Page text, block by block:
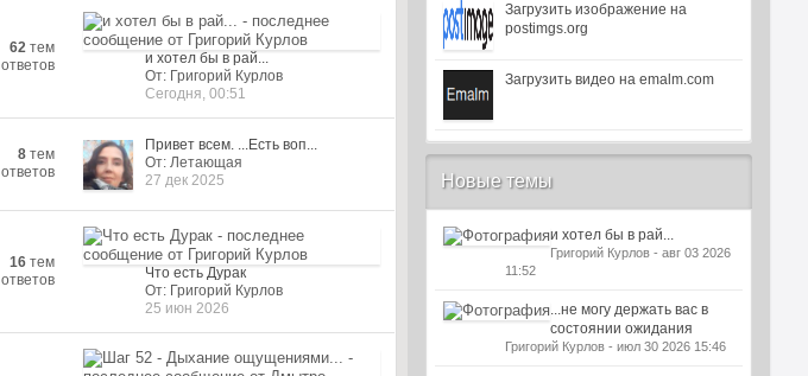
62 тем
ответов
и хотел бы в рай...
От: Григорий Курлов
Сегодня, 00:51
8 тем
ответов
Привет всем. ...Есть воп...
От: Летающая
27 дек 2025
16 тем
ответов
Что есть Дурак
От: Григорий Курлов
25 июн 2026
Загрузить изображение на
postimgs.org
Загрузить видео на emalm.com
Новые темы
и хотел бы в рай...
Григорий Курлов - авг 03 2026
11:52
...не могу держать вас в
состоянии ожидания
Григорий Курлов - июл 30 2026 15:46